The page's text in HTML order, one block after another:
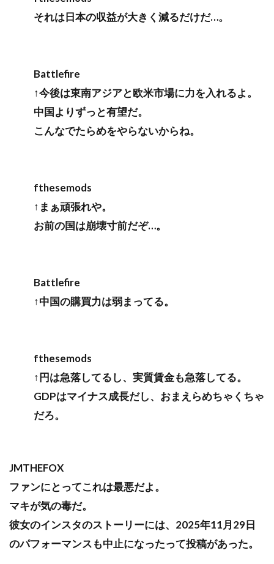
それは日本の収益が大きく減るだけだ…。
Battlefire
↑今後は東南アジアと欧米市場に力を入れるよ。
中国よりずっと有望だ。
こんなでたらめをやらないからね。
fthesemods
↑まぁ頑張れや。
お前の国は崩壊寸前だぞ…。
Battlefire
↑中国の購買力は弱まってる。
fthesemods
↑円は急落してるし、実質賃金も急落してる。
GDPはマイナス成長だし、おまえらめちゃくちゃ
だろ。
JMTHEFOX
ファンにとってこれは最悪だよ。
マキが気の毒だ。
彼女のインスタのストーリーには、2025年11月29日
のパフォーマンスも中止になったって投稿があった。